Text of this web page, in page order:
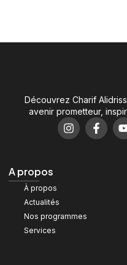
Découvrez Charif
avenir prometteur,
A propos
À propos
Actualités
Nos programmes
Services